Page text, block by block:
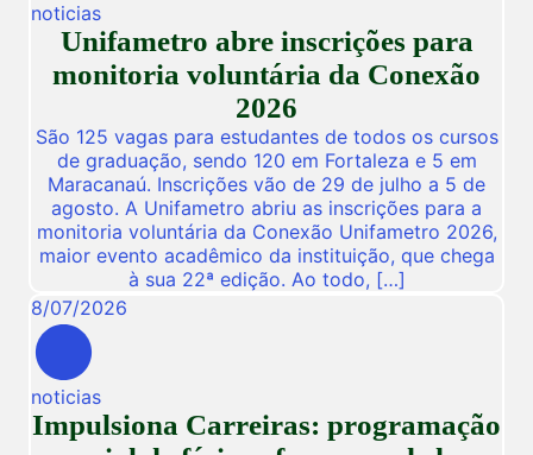
noticias
Unifametro abre inscrições para
monitoria voluntária da Conexão
2026
São 125 vagas para estudantes de todos os cursos
de graduação, sendo 120 em Fortaleza e 5 em
Maracanaú. Inscrições vão de 29 de julho a 5 de
agosto. A Unifametro abriu as inscrições para a
monitoria voluntária da Conexão Unifametro 2026,
maior evento acadêmico da instituição, que chega
à sua 22ª edição. Ao todo, […]
8/07/2026
noticias
Impulsiona Carreiras: programação